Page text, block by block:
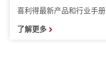
喜利得最新产品和行业手册
了解更多